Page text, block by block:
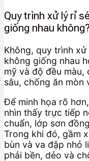
Quy trình xử lý rỉ
giống nhau không?
Không, quy trình
không giống nhau
mỹ và độ đều màu,
sâu, chống ăn mòn
Để minh họa rõ
nhìn thấy trực tiếp
chuẩn, lớp sơn
Trong khi đó, gầm
bùn và va đập nhỏ
phải bền, dẻo và